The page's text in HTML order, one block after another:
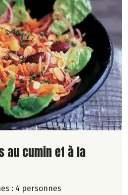
recette
au cumin et à la
: 4 personnes